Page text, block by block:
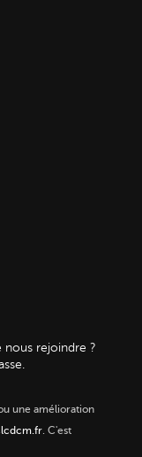
nous rejoindre ?
une amélioration
. C'est